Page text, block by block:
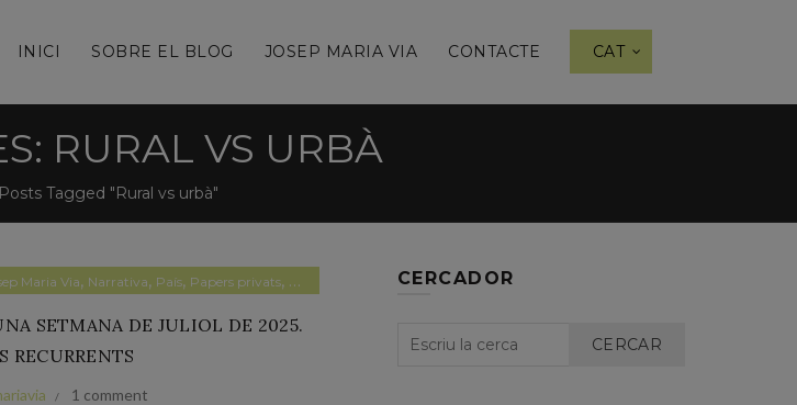
INICI SOBRE EL BLOG JOSEP MARIA VIA CONTACTE CAT
RURAL VS URBÀ
Posts Tagged "Rural vs urbà"
Maria Via, Narrativa, País, Papers privats, Pensament
SETMANA DE JULIOL DE 2025.
RECURRENTS
1 comment
CERCADOR
CERCAR